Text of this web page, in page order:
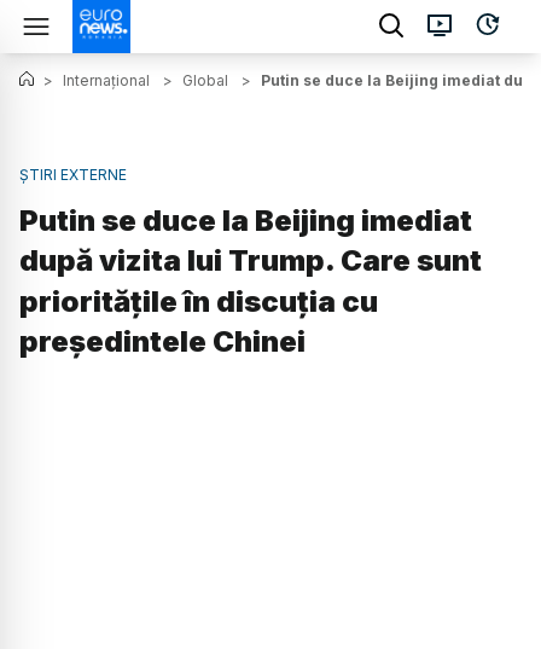
> Internațional > Global > Putin se duce la Beijing imediat
ȘTIRI EXTERNE
Putin se duce la Beijing imediat
după vizita lui Trump. Care sunt
prioritățile în discuția cu
președintele Chinei